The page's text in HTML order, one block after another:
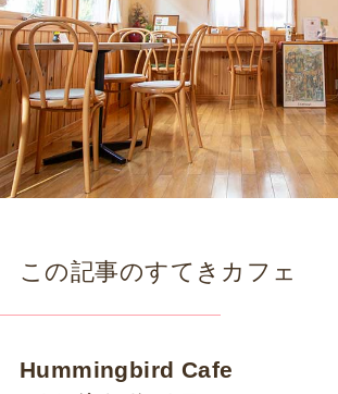
この記事のすてきカフェ
Hummingbird Cafe